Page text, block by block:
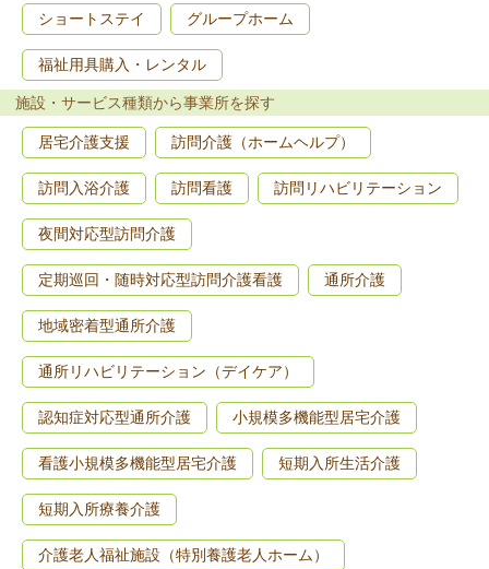
ショートステイ グループホーム
福祉用具購入・レンタル
施設・サービス種類から事業所を探す
居宅介護支援 訪問介護（ホームヘルプ）
訪問入浴介護 訪問看護 訪問リハビリテーション
夜間対応型訪問介護
定期巡回・随時対応型訪問介護看護 通所介護
地域密着型通所介護
通所リハビリテーション（デイケア）
認知症対応型通所介護 小規模多機能型居宅介護
看護小規模多機能型居宅介護 短期入所生活介護
短期入所療養介護
介護老人福祉施設（特別養護老人ホーム）